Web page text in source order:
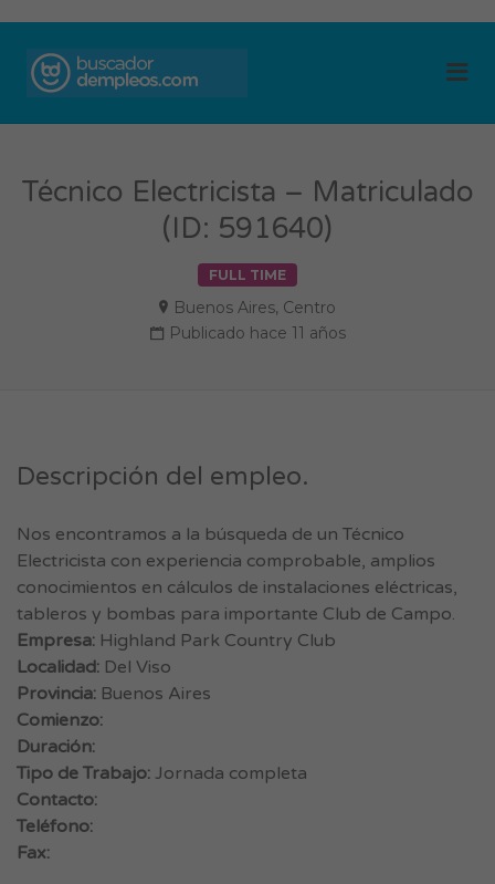
Técnico Electricista – Matriculado
(ID: 591640)
FULL TIME
Buenos Aires, Centro
Publicado hace 11 años
Descripción del empleo.
Nos encontramos a la búsqueda de un Técnico
Electricista con experiencia comprobable, amplios
conocimientos en cálculos de instalaciones eléctricas,
tableros y bombas para importante Club de Campo.
Empresa: Highland Park Country Club
Localidad: Del Viso
Provincia: Buenos Aires
Comienzo:
Duración:
Tipo de Trabajo: Jornada completa
Contacto:
Teléfono:
Fax: